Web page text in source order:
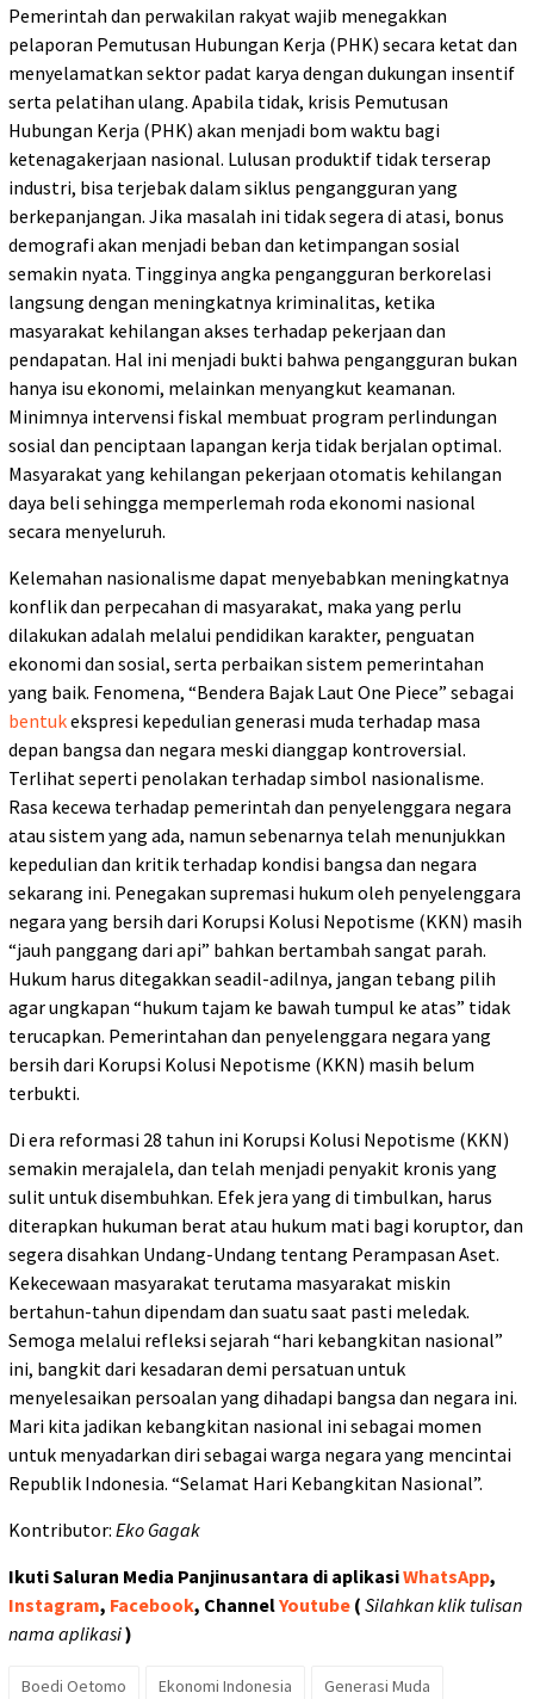
Pemerintah dan perwakilan rakyat wajib menegakkan
pelaporan Pemutusan Hubungan Kerja (PHK) secara ketat dan
menyelamatkan sektor padat karya dengan dukungan insentif
serta pelatihan ulang. Apabila tidak, krisis Pemutusan
Hubungan Kerja (PHK) akan menjadi bom waktu bagi
ketenagakerjaan nasional. Lulusan produktif tidak terserap
industri, bisa terjebak dalam siklus pengangguran yang
berkepanjangan. Jika masalah ini tidak segera di atasi, bonus
demografi akan menjadi beban dan ketimpangan sosial
semakin nyata. Tingginya angka pengangguran berkorelasi
langsung dengan meningkatnya kriminalitas, ketika
masyarakat kehilangan akses terhadap pekerjaan dan
pendapatan. Hal ini menjadi bukti bahwa pengangguran bukan
hanya isu ekonomi, melainkan menyangkut keamanan.
Minimnya intervensi fiskal membuat program perlindungan
sosial dan penciptaan lapangan kerja tidak berjalan optimal.
Masyarakat yang kehilangan pekerjaan otomatis kehilangan
daya beli sehingga memperlemah roda ekonomi nasional
secara menyeluruh.
Kelemahan nasionalisme dapat menyebabkan meningkatnya
konflik dan perpecahan di masyarakat, maka yang perlu
dilakukan adalah melalui pendidikan karakter, penguatan
ekonomi dan sosial, serta perbaikan sistem pemerintahan
yang baik. Fenomena, “Bendera Bajak Laut One Piece” sebagai
bentukekspresi kepedulian generasi muda terhadap masa
depan bangsa dan negara meski dianggap kontroversial.
Terlihat seperti penolakan terhadap simbol nasionalisme.
Rasa kecewa terhadap pemerintah dan penyelenggara negara
atau sistem yang ada, namun sebenarnya telah menunjukkan
kepedulian dan kritik terhadap kondisi bangsa dan negara
sekarang ini. Penegakan supremasi hukum oleh penyelenggara
negara yang bersih dari Korupsi Kolusi Nepotisme (KKN) masih
“jauh panggang dari api” bahkan bertambah sangat parah.
Hukum harus ditegakkan seadil-adilnya, jangan tebang pilih
agar ungkapan “hukum tajam ke bawah tumpul ke atas” tidak
terucapkan. Pemerintahan dan penyelenggara negara yang
bersih dari Korupsi Kolusi Nepotisme (KKN) masih belum
terbukti.
Di era reformasi 28 tahun ini Korupsi Kolusi Nepotisme (KKN)
semakin merajalela, dan telah menjadi penyakit kronis yang
sulit untuk disembuhkan. Efek jera yang di timbulkan, harus
diterapkan hukuman berat atau hukum mati bagi koruptor, dan
segera disahkan Undang-Undang tentang Perampasan Aset.
Kekecewaan masyarakat terutama masyarakat miskin
bertahun-tahun dipendam dan suatu saat pasti meledak.
Semoga melalui refleksi sejarah “hari kebangkitan nasional”
ini, bangkit dari kesadaran demi persatuan untuk
menyelesaikan persoalan yang dihadapi bangsa dan negara ini.
Mari kita jadikan kebangkitan nasional ini sebagai momen
untuk menyadarkan diri sebagai warga negara yang mencintai
Republik Indonesia. “Selamat Hari Kebangkitan Nasional”.
Kontributor: Eko Gagak
Ikuti Saluran Media Panjinusantara di aplikasiWhatsApp,
Instagram, Facebook, ChannelYoutube ( Silahkan klik tulisan
nama aplikasi)
Boedi Oetomo Ekonomi Indonesia
Generasi Muda